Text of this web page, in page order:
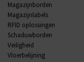
Magazijnborden
Magazijnlabels
RFID oplossingen
Schaduwborden
Veiligheid
Vloerbelijning